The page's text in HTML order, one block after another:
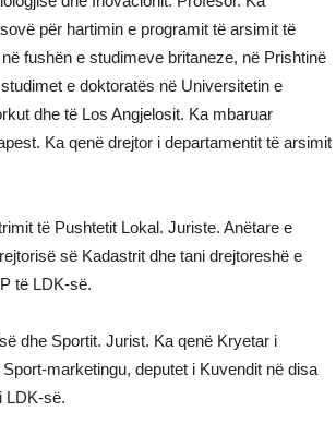
për hartimin e programit të arsimit të
fushën e studimeve britaneze, në Prishtinë
e doktoratës në Universitetin e
dhe të Los Angjelosit. Ka mbaruar
Ka qenë drejtor i departamentit të arsimit
të Pushtetit Lokal. Juriste. Anëtare e
së Kadastrit dhe tani drejtoreshë e
të LDK-së.
dhe Sportit. Jurist. Ka qenë Kryetar i
marketingu, deputet i Kuvendit në disa
LDK-së.